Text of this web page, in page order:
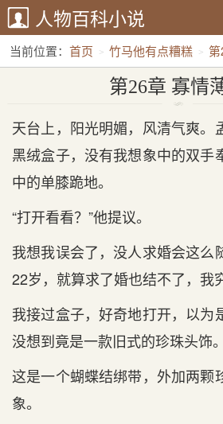
人物百科小说
当前位置： 首页 竹马他有点糟糕
第26章 寡情
天台上，阳光明媚，风清气爽。
黑绒盒子，没有我想象中的双手
中的单膝跪地。
“打开看看？”他提议。
我想我误会了，没人求婚会这么
22岁，就算求了婚也结不了，我
我接过盒子，好奇地打开，以为
没想到竟是一款旧式的珍珠头饰。
这是一个蝴蝶结绑带，外加两颗
象。